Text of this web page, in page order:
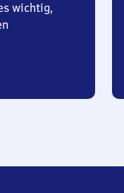
wichtig,